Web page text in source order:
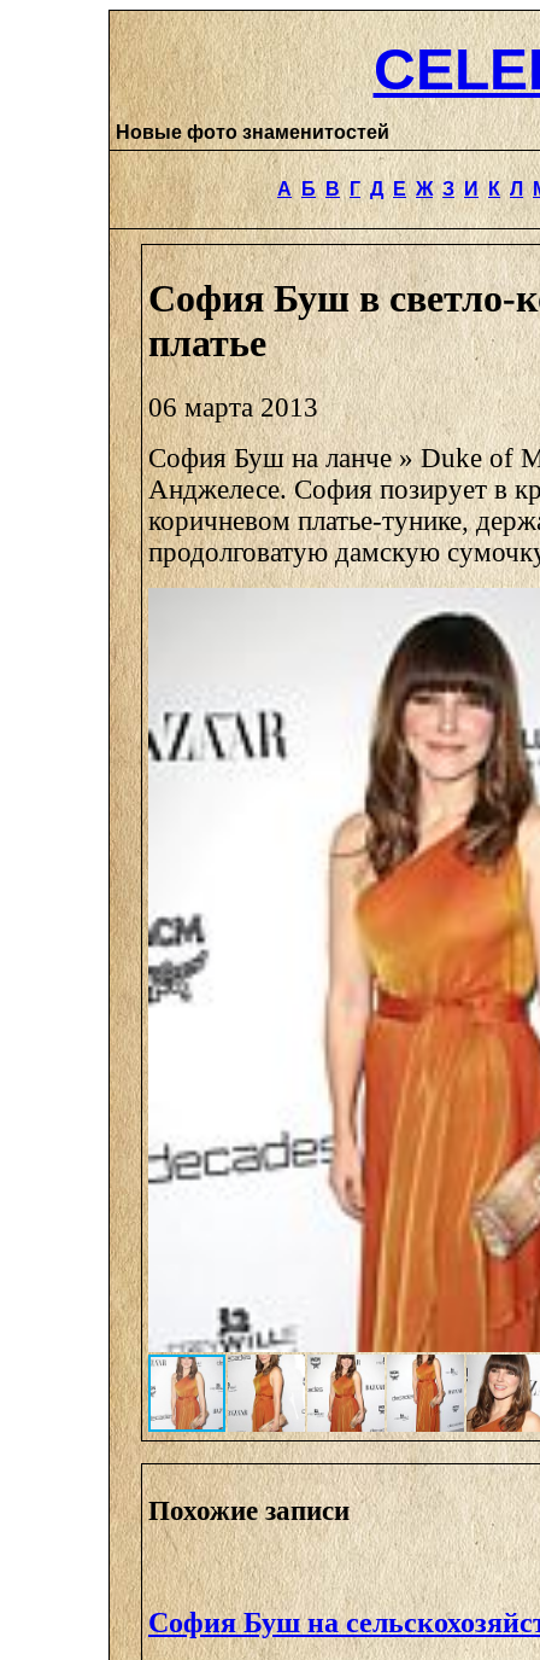
Новые фото знаменитостей
А Б В Г Д Е Ж З И К Л
София Буш в светло-
платье
06 марта 2013
София Буш на ланче » Duke of
Анджелесе. София позирует в
коричневом платье-тунике,
продолговатую дамскую
Похожие записи
София Буш на